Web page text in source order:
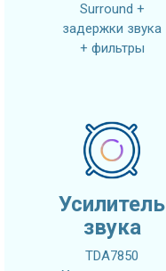
Surround +
задержки звука
+ фильтры
Усилитель
звука
TDA7850